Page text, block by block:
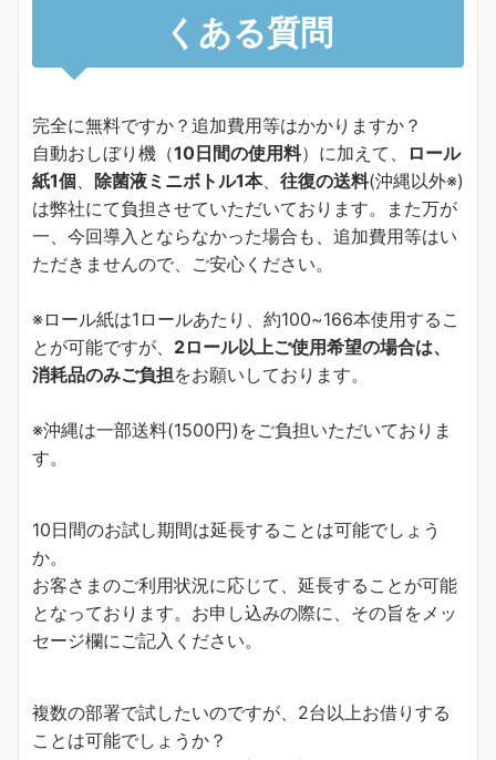
くある質問
完全に無料ですか？追加費用等はかかりますか？
自動おしぼり機（10日間の使用料）に加えて、
ロール
紙1個
除菌液ミニボトル1本、 往復の送料(沖縄以外※)
は弊社にて負担させていただいております。また万が
一、今回導入とならなかった場合も、追加費用等はい
ただきませんので、ご安心ください。
※ロール紙は1ロールあたり、約100~166本使用するこ
とが可能ですが、 2ロール以上ご使用希望の場合は、
消耗品のみご負担をお願いしております。
※沖縄は一部送料(1500円)をご負担いただいておりま
す。
10日間のお試し期間は延長することは可能でしょう
か。
お客さまのご利用状況に応じて、延長することが可能
となっております。お申し込みの際に、その旨をメッ
セージ欄にご記入ください。
複数の部署で試したいのですが、2台以上お借りする
ことは可能でしょうか？